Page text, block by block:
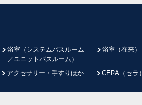
浴室（システムバスルーム
／ユニットバスルーム）
浴室（在来）
アクセサリー・手すりほか CERA（セラ）